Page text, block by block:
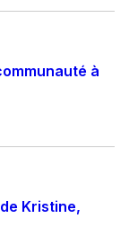
à
Kristine,